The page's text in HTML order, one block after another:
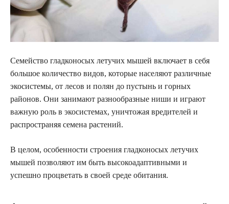
Семейство гладконосых летучих мышей включает в себя
большое количество видов, которые населяют различные
экосистемы, от лесов и полян до пустынь и горных
районов. Они занимают разнообразные ниши и играют
важную роль в экосистемах, уничтожая вредителей и
распространяя семена растений.
В целом, особенности строения гладконосых летучих
мышей позволяют им быть высокоадаптивными и
успешно процветать в своей среде обитания.